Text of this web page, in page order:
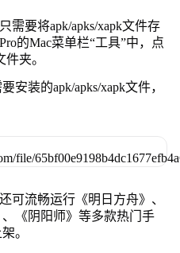
需要将apk/apks/xapk文件存
的Mac菜单栏“工具”中，点
夹。
安装的apk/apks/xapk文件，
可流畅运行《明日方舟》、
《阴阳师》等多款热门手
。